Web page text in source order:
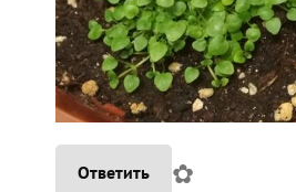
Ответить ✿